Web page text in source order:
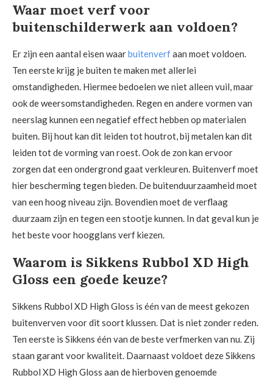
Waar moet verf voor
buitenschilderwerk aan voldoen?
Er zijn een aantal eisen waarbuitenverfaan moet voldoen.
Ten eerste krijg je buiten te maken met allerlei
omstandigheden. Hiermee bedoelen we niet alleen vuil, maar
ook de weersomstandigheden. Regen en andere vormen van
neerslag kunnen een negatief effect hebben op materialen
buiten. Bij hout kan dit leiden tot houtrot, bij metalen kan dit
leiden tot de vorming van roest. Ook de zon kan ervoor
zorgen dat een ondergrond gaat verkleuren. Buitenverf moet
hier bescherming tegen bieden. De buitenduurzaamheid moet
van een hoog niveau zijn. Bovendien moet de verflaag
duurzaam zijn en tegen een stootje kunnen. In dat geval kun je
het beste voor hoogglans verf kiezen.
Waarom is Sikkens Rubbol XD High
Gloss een goede keuze?
Sikkens Rubbol XD High Gloss is één van de meest gekozen
buitenverven voor dit soort klussen. Dat is niet zonder reden.
Ten eerste is Sikkens één van de beste verfmerken van nu. Zij
staan garant voor kwaliteit. Daarnaast voldoet deze Sikkens
Rubbol XD High Gloss aan de hierboven genoemde